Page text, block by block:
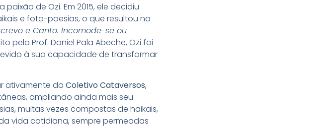
de Ozi. Em 2015, ele decidiu
e foto-poesias, o que resultou na
e Canto. Incomode-se ou
pelo Prof. Daniel Pala Abeche, Ozi foi
à sua capacidade de transformar
ativamente do Coletivo Cataversos,
ampliando ainda mais seu
muitas vezes compostas de haikais,
vida cotidiana, sempre permeadas